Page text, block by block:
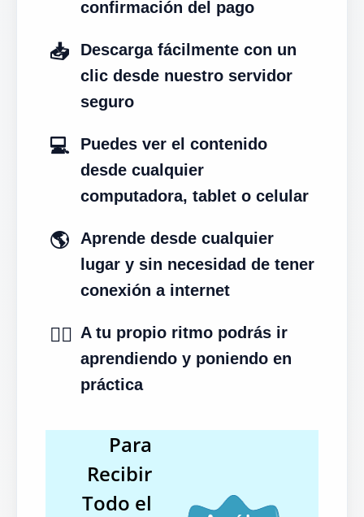
confirmación del pago
📥
Descarga fácilmente con un
clic desde nuestro servidor
seguro
💻
Puedes ver el contenido
desde cualquier
computadora, tablet o celular
🌎
Aprende desde cualquier
lugar y sin necesidad de tener
conexión a internet
✍🏻 A tu propio ritmo podrás ir
aprendiendo y poniendo en
práctica
Para
Recibir
Todo el